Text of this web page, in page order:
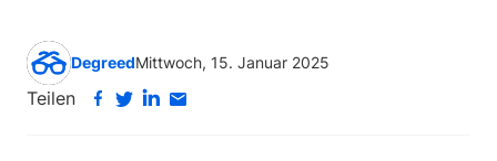
DegreedMittwoch, 15. Januar 2025
Teilen